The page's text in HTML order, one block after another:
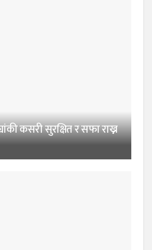
कसरी सुरक्षित र सफा राख्न